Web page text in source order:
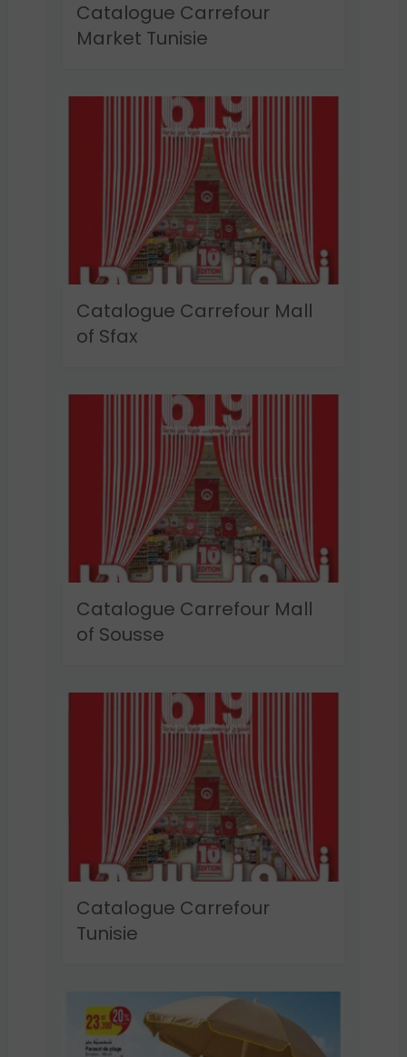
Catalogue Carrefour
Market Tunisie
Catalogue Carrefour Mall
of Sfax
Catalogue Carrefour Mall
of Sousse
Catalogue Carrefour
Tunisie